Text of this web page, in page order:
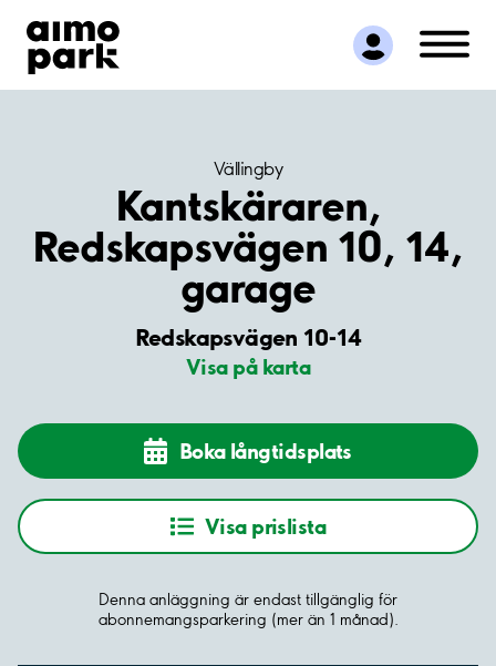
Hitta parkering
Samarbete
Kundservice
Vällingby
Kantskäraren,
Redskapsvägen 10, 14,
garage
Redskapsvägen 10-14
Visa på karta
Boka långtidsplats
Visa prislista
Denna anläggning är endast tillgänglig för
abonnemangsparkering (mer än 1 månad).